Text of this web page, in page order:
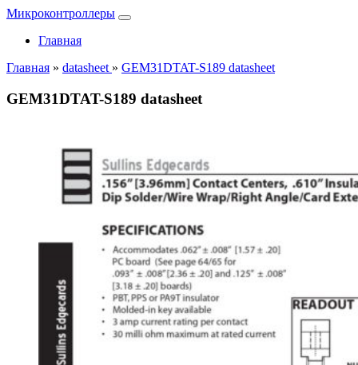
Микроконтроллеры
Главная
Главная » datasheet » GEM31DTAT-S189 datasheet
GEM31DTAT-S189 datasheet